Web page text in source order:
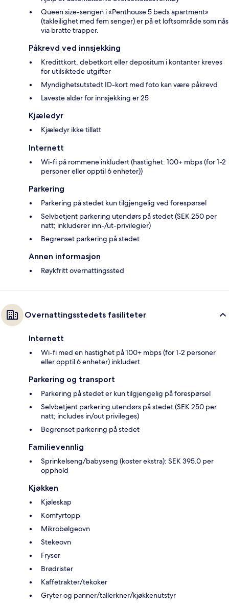
Queen size-sengen i «Penthouse 5 beds apartment»
(takleilighet med fem senger) er på et loftsområde som nås
via bratte trapper.
Påkrevd ved innsjekking
Kredittkort, debetkort eller depositum i kontanter kreves
for utilsiktede utgifter
Myndighetsutstedt ID-kort med foto kan være påkrevd
Laveste alder for innsjekking er 25
Kjæledyr
Kjæledyr ikke tillatt
Internett
Wi-fi på rommene inkludert (hastighet: 100+ mbps (for 1-2
personer eller opptil 6 enheter))
Parkering
Parkering på stedet kun tilgjengelig ved forespørsel
Selvbetjent parkering utendørs på stedet (SEK 250 per
natt; inkluderer inn-/ut-privilegier)
Begrenset parkering på stedet
Annen informasjon
Røykfritt overnattingssted
Overnattingsstedets fasiliteter
Internett
Wi-fi med en hastighet på 100+ mbps (for 1-2 personer
eller opptil 6 enheter) inkludert
Parkering og transport
Parkering på stedet er kun tilgjengelig på forespørsel
Selvbetjent parkering utendørs på stedet (SEK 250 per
natt; includes in/out privileges)
Begrenset parkering på stedet
Familievennlig
Sprinkelseng/babyseng (koster ekstra): SEK 395.0 per
opphold
Kjøkken
Kjøleskap
Komfyrtopp
Mikrobølgeovn
Stekeovn
Fryser
Brødrister
Kaffetrakter/tekoker
Gryter og panner/tallerkner/kjøkkenutstyr